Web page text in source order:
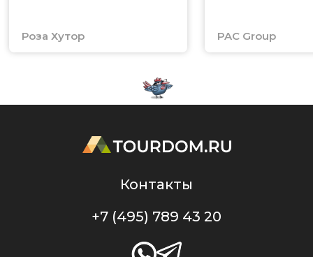
Роза Хутор PAC Group
Контакты
+7 (495) 789 43 20